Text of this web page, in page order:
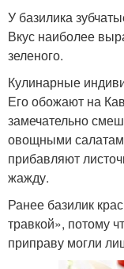
У базилика
Вкус наиболее
зеленого.
Кулинарные
Его обожают на
замечательно
овощными
прибавляют
жажду.
Ранее базилик
травкой», потому
приправу могли